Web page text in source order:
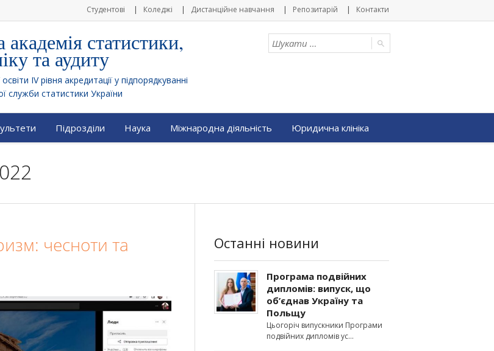
Студентові Коледжі Дистанційне навчання Репозитарій Контакти
академія статистики,
та аудиту
IV рівня акредитації у підпорядкуванні
служби статистики України
Підрозділи Наука Міжнародна діяльність Юридична клініка
чесноти та
Останні новини
Програма подвійних
дипломів: випуск, що
об’єднав Україну та
Польщу
Цьогоріч випускники Програми
подвійних дипломів ус